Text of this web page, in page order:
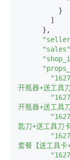
"sales"
开瓶器+送工具
开瓶器+送工具
匙刀+送工具刀
套餐【送工具卡